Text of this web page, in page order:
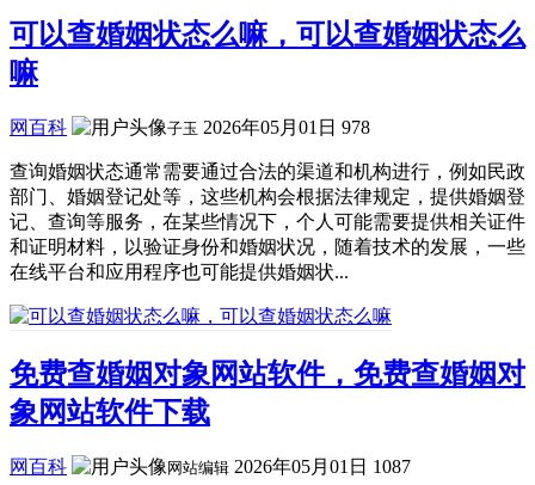
可以查婚姻状态么嘛，可以查婚姻状态么
嘛
网百科 子玉 2026年05月01日 978
查询婚姻状态通常需要通过合法的渠道和机构进行，例如民政
部门、婚姻登记处等，这些机构会根据法律规定，提供婚姻登
记、查询等服务，在某些情况下，个人可能需要提供相关证件
和证明材料，以验证身份和婚姻状况，随着技术的发展，一些
在线平台和应用程序也可能提供婚姻状...
免费查婚姻对象网站软件，免费查婚姻对
象网站软件下载
网百科 网站编辑 2026年05月01日 1087